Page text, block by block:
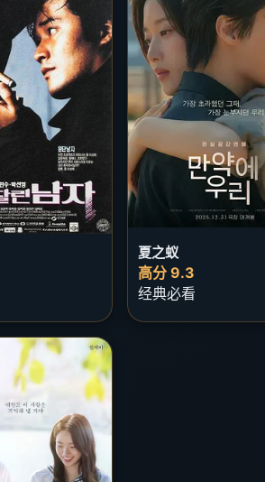
夏之蚁
高分 9.3
经典必看